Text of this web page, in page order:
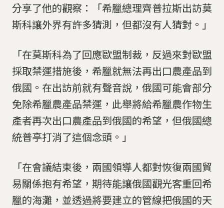
分享了他的觀察：「希臘總理齊普拉斯出訪莫
斯科讓外界有許多猜測，但都沒有人猜對。」
「在莫斯科為了回應歐盟制裁，反過來對歐盟
採取禁運措施後，希臘就無法再出口農產品到
俄國。在出訪前就有聲音說，俄國可能會部分
免除希臘農產品禁運，此舉將給希臘農作物生
產者再次出口農產品到俄國的希望，但俄國總
統普亭打消了這個念頭。」
「在會議結束後，兩國領導人都對恢復兩國貿
易關係抱有希望，期待能讓俄國觀光客重回希
臘的海灘，並透過將要建立的管線把俄國的天